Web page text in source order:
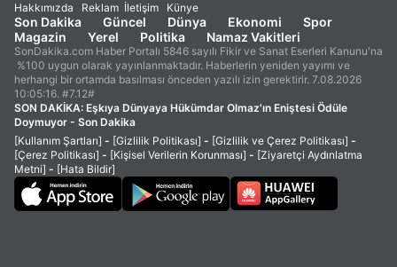
Hakkımızda Reklam İletişim Künye
Son Dakika Güncel Dünya Ekonomi
Spor
Magazin
Yerel Politika Namaz Vakitleri
SonDakika.com Haber Portalı 5846 sayılı Fikir ve Sanat Eserleri Kanunu'na
%100 uygun olarak yayınlanmaktadır. Haberlerin yeniden yayımı ve
herhangi bir ortamda basılması önceden yazılı izin gerektirir. 7.08.2026
10:05:16. #7.12#
SON DAKİKA: Eşkıya Dünyaya Hükümdar Olmaz'ın Eniştesi Ödüle
Doymuyor - Son Dakika
[Kullanım Şartları] - [Gizlilik Politikası] - [Gizlilik ve Çerez Politikası] -
[Çerez Politikası] - [Kişisel Verilerin Korunması] - [Ziyaretçi Aydınlatma
Metni] - [Hata Bildir]